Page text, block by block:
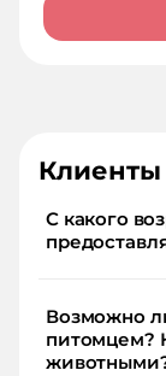
Клиенты
С какого
Возможно
питомцем?